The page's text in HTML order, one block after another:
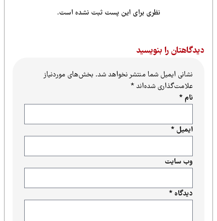
نظری برای این پست ثبت نشده است.
را بنویسید
نشانی ایمیل شما منتشر نخواهد شد.بخش‌های موردنیاز
علامت‌گذاری شده‌اند*
دیدگاه*
ایمیل*
وب‌ سایت